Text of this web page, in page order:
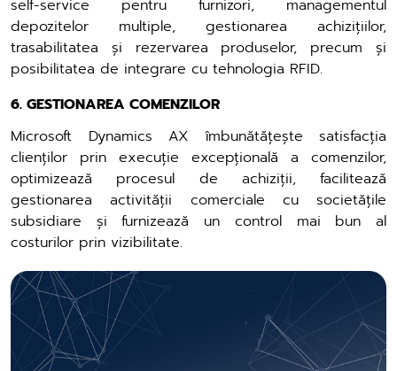
self-service pentru furnizori, managementul
depozitelor multiple, gestionarea achizițiilor,
trasabilitatea și rezervarea produselor, precum și
posibilitatea de integrare cu tehnologia RFID.
6. GESTIONAREA COMENZILOR
Microsoft Dynamics AX îmbunătățește satisfacția
clienților prin execuție excepțională a comenzilor,
optimizează procesul de achiziții, facilitează
gestionarea activității comerciale cu societățile
subsidiare și furnizează un control mai bun al
costurilor prin vizibilitate.